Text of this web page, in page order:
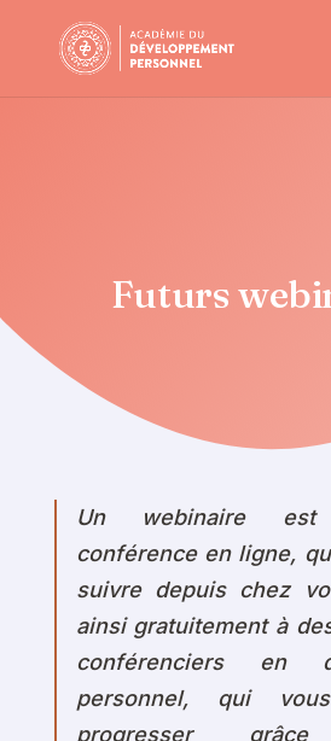
Futurs
Un webinaire
conférence en ligne,
suivre depuis chez
ainsi gratuitement à
conférenciers en
personnel, qui
progresser